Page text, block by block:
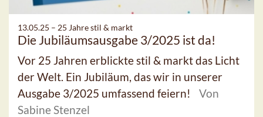
13.05.25 – 25 Jahre stil & markt
Die Jubiläumsausgabe 3/2025 ist da!
Vor 25 Jahren erblickte stil & markt das Licht
der Welt. Ein Jubiläum, das wir in unserer
Ausgabe 3/2025 umfassend feiern!
Von
Sabine Stenzel